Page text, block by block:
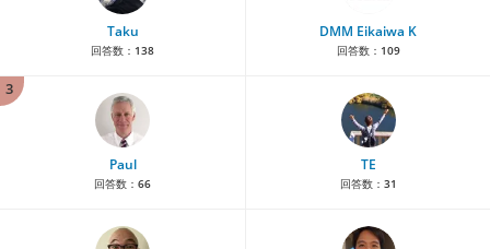
Taku
回答数： 138
DMM Eikaiwa K
回答数： 109
3
Paul
回答数： 66
TE
回答数： 31